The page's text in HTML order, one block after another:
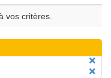
vos critères.